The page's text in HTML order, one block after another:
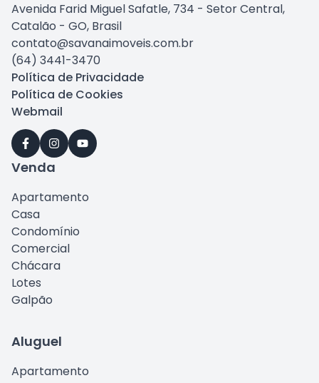
Avenida Farid Miguel Safatle, 734 - Setor Central,
Catalão - GO, Brasil
contato@savanaimoveis.com.br
(64) 3441-3470
Política de Privacidade
Política de Cookies
Webmail
Venda
Apartamento
Casa
Condomínio
Comercial
Chácara
Lotes
Galpão
Aluguel
Apartamento